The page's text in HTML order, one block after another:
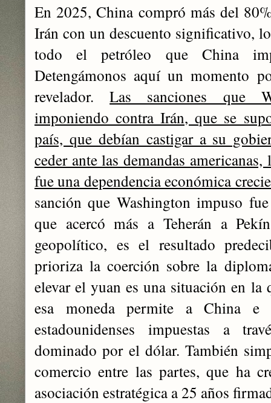
En 2025, China compró más del
Irán con un descuento significativo,
todo el petróleo que China
Detengámonos aquí un momento
revelador.Las sanciones que
imponiendo contra Irán, que se
país, que debían castigar a su
ceder ante las demandas
fue una dependencia económica
sanción que Washington impuso
que acercó más a Teherán a
geopolítico, es el resultado
prioriza la coerción sobre la
elevar el yuan es una situación en la
esa moneda permite a China e
estadounidenses impuestas a
dominado por el dólar. También
comercio entre las partes, que ha
asociación estratégica a 25 años